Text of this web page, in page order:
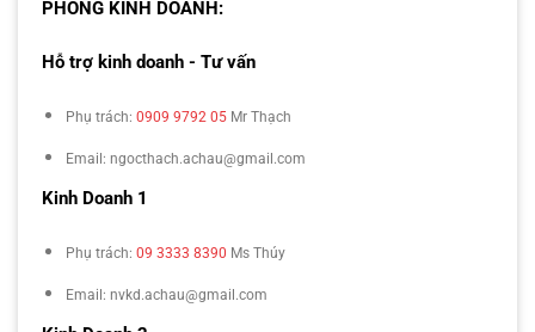
PHÒNG KINH DOANH:
Hỗ trợ kinh doanh - Tư vấn
Phụ trách: 0909 9792 05 Mr Thạch
Email: ngocthach.achau@gmail.com
Kinh Doanh 1
Phụ trách: 09 3333 8390 Ms Thúy
Email: nvkd.achau@gmail.com